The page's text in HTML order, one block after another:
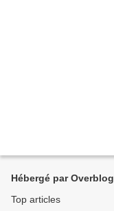
Hébergé par Overblog
Top articles